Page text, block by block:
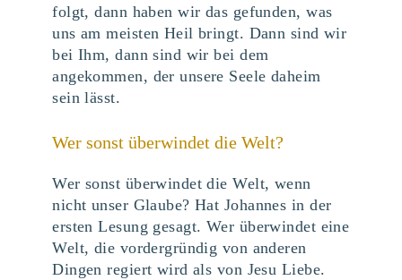
folgt, dann haben wir das gefunden, was
uns am meisten Heil bringt. Dann sind wir
bei Ihm, dann sind wir bei dem
angekommen, der unsere Seele daheim
sein lässt.
Wer sonst überwindet die Welt?
Wer sonst überwindet die Welt, wenn
nicht unser Glaube? Hat Johannes in der
ersten Lesung gesagt. Wer überwindet eine
Welt, die vordergründig von anderen
Dingen regiert wird als von Jesu Liebe.